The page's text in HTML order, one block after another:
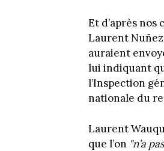
Et d’après nos
Laurent
auraient
lui indiquant
l’Inspection
nationale du
Laurent
que l’on "n’a